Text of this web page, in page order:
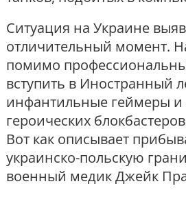
Ситуация на Украине
отличительный момент.
помимо
вступить в Иностранный
инфантильные геймеры и
героических
Вот как описывает
украинско-польскую
военный медик Джейк